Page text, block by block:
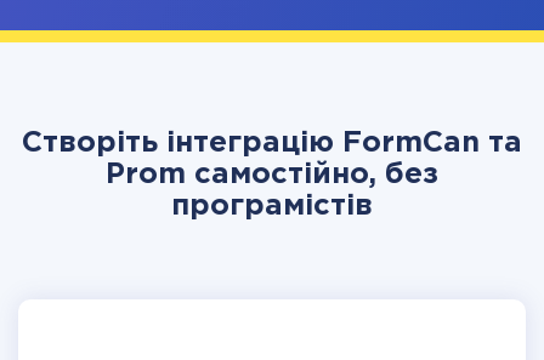
Створіть інтеграцію FormCan та
Prom самостійно, без
програмістів